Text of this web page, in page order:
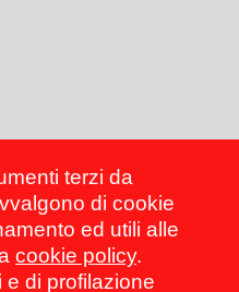
terzi da
di cookie
ed utili alle
cookie policy.
e di profilazione